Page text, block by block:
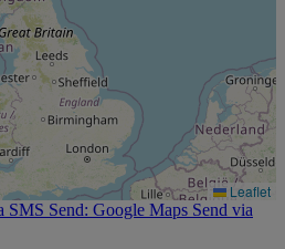
Leaflet
SMS Send: Google Maps Send via